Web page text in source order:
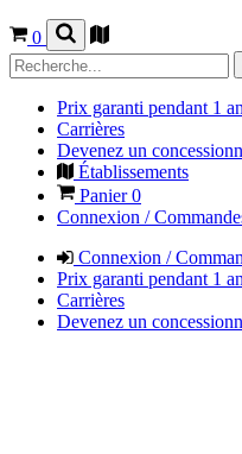
0
Prix garanti pendant 1 an
Carrières
Devenez un
Établissements
Panier0
Connexion /
Connexion /
Prix garanti pendant 1 an
Carrières
Devenez un